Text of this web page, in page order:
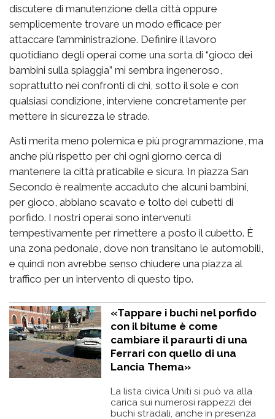
discutere di manutenzione della città oppure
semplicemente trovare un modo efficace per
attaccare l’amministrazione. Definire il lavoro
quotidiano degli operai come una sorta di “gioco dei
bambini sulla spiaggia” mi sembra ingeneroso,
soprattutto nei confronti di chi, sotto il sole e con
qualsiasi condizione, interviene concretamente per
mettere in sicurezza le strade.
Asti merita meno polemica e più programmazione, ma
anche più rispetto per chi ogni giorno cerca di
mantenere la città praticabile e sicura. In piazza San
Secondo è realmente accaduto che alcuni bambini,
per gioco, abbiano scavato e tolto dei cubetti di
porfido. I nostri operai sono intervenuti
tempestivamente per rimettere a posto il cubetto. È
una zona pedonale, dove non transitano le automobili,
e quindi non avrebbe senso chiudere una piazza al
traffico per un intervento di questo tipo.
«Tappare i buchi nel porfido
con il bitume è come
cambiare il paraurti di una
Ferrari con quello di una
Lancia Thema»
La lista civica Uniti si può va alla
carica sui numerosi rappezzi dei
buchi stradali, anche in presenza